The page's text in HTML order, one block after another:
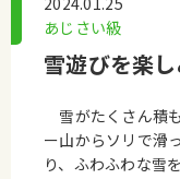
あじさい級
雪遊びを楽
雪がたくさん積
ー山からソリで滑
り、ふわふわな雪